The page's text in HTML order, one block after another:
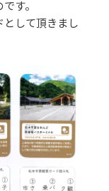
す。
として頂きまし